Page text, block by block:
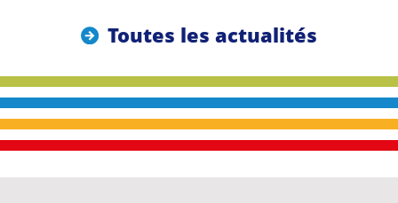
Toutes les actualités